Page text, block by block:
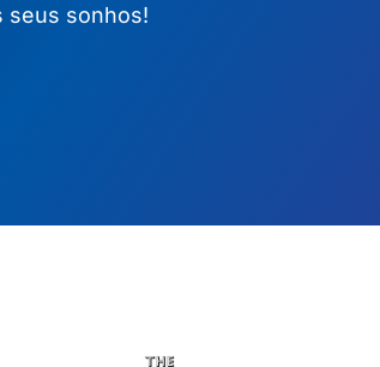
seus sonhos!